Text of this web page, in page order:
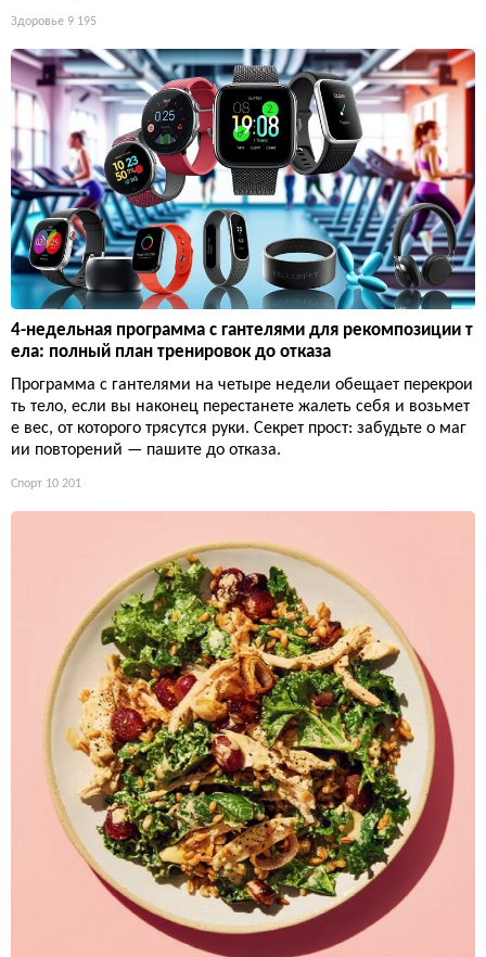
Здоровье 9 195
4-недельная программа с гантелями для рекомпозиции т
ела: полный план тренировок до отказа
Программа с гантелями на четыре недели обещает перекрои
ть тело, если вы наконец перестанете жалеть себя и возьмет
е вес, от которого трясутся руки. Секрет прост: забудьте о маг
ии повторений — пашите до отказа.
Спорт 10 201